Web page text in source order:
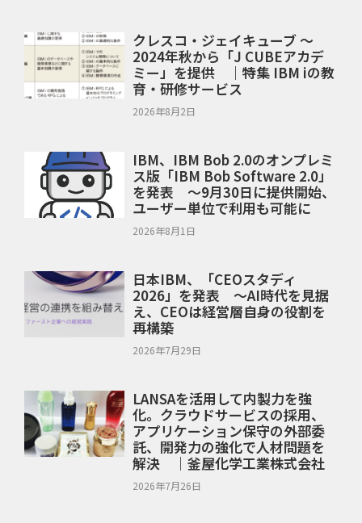
クレスコ・ジェイキューブ ～
2024年秋から「J CUBEアカデ
ミー」を提供 ｜特集 IBM iの教
育・研修サービス
2026年8月2日
IBM、IBM Bob 2.0のオンプレミ
ス版「IBM Bob Software 2.0」
を発表 ～9月30日に提供開始、
ユーザー単位で利用も可能に
2026年8月1日
日本IBM、「CEOスタディ
2026」を発表 ～AI時代を見据
え、CEOは経営層自身の役割を
再構築
2026年7月29日
LANSAを活用して内製力を強
化。クラウドサービスの採用、
アプリケーション保守の外部委
託、開発力の強化で人材問題を
解決 ｜釜屋化学工業株式会社
2026年7月26日